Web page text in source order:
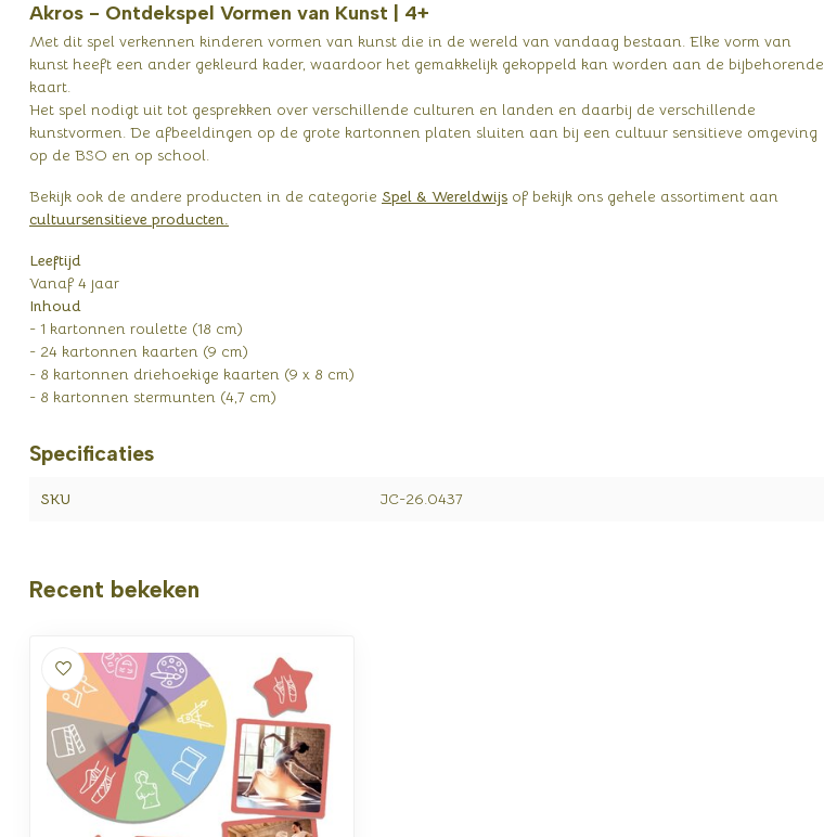
Akros - Ontdekspel Vormen van Kunst | 4+
Met dit spel verkennen kinderen vormen van kunst die in de wereld van vandaag bestaan. Elke vorm van
kunst heeft een ander gekleurd kader, waardoor het gemakkelijk gekoppeld kan worden aan de bijbehorende
kaart.
Het spel nodigt uit tot gesprekken over verschillende culturen en landen en daarbij de verschillende
kunstvormen. De afbeeldingen op de grote kartonnen platen sluiten aan bij een cultuur sensitieve omgeving
op de BSO en op school.
Bekijk ook de andere producten in de categorie Spel & Wereldwijs of bekijk ons gehele assortiment aan
cultuursensitieve producten.
Leeftijd
Vanaf 4 jaar
Inhoud
- 1 kartonnen roulette (18 cm)
- 24 kartonnen kaarten (9 cm)
- 8 kartonnen driehoekige kaarten (9 x 8 cm)
- 8 kartonnen stermunten (4,7 cm)
Specificaties
SKU JC-26.0437
Recent bekeken